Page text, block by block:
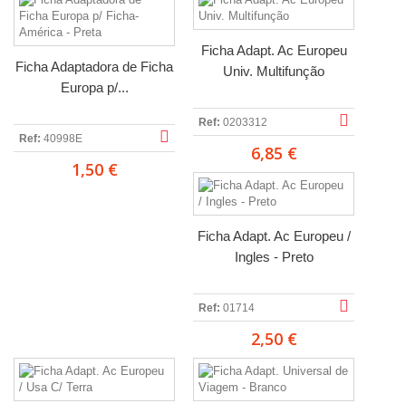
Ficha Adaptadora de Ficha
Europa p/...
Ref: 40998E
1,50 €
Ficha Adapt. Ac Europeu
Univ. Multifunção
Ref: 0203312
6,85 €
Ficha Adapt. Ac Europeu /
Ingles - Preto
Ref: 01714
2,50 €